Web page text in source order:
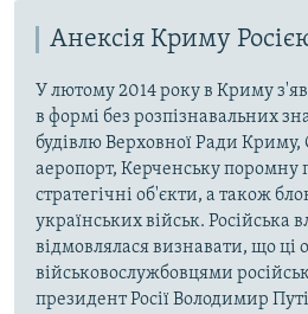
Анексія Криму
У лютому 2014 року в Криму
в формі без розпізнавальних
будівлю Верховної Ради
аеропорт, Керченську поромну
стратегічні об'єкти, а також
українських військ. Російська
відмовлялася визнавати, що ці
військовослужбовцями
президент Росії Володимир